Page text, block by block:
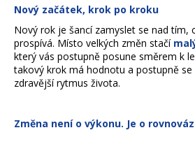
Nový začátek, krok po kroku
Nový rok je šancí zamyslet se nad tím,
prospívá. Místo velkých změn stačí
který vás postupně posune směrem k
takový krok má hodnotu a postupně se
zdravější rytmus života.
Změna není o výkonu. Je o